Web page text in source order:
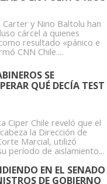
y Nino Baltolu han
cárcel a quienes
resultado «pánico e
CNN Chile....
SE
QUÉ DECÍA TEST
Ciper Chile reveló que el
la Dirección de
Marcial, utilizó
período de aislamiento...
EN EL SENADO
DE GOBIERNO